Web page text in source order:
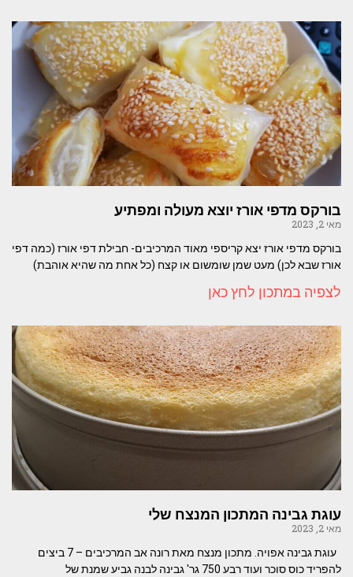
בורקס מדפי אורז יוצא מעולה ומפתיע
מאי 2, 2023
בורקס מדפי אורז יצא קריספי מאוד המרכיבים- חבילת דפי אורז (כמה דפי
אורז שבא לכן) מעט שמן שומשום או קצח (כל אחת מה שהיא אוהבת)
לצפיה במתכון לחץ כאן
עוגת גבינה המתכון המנצח שלי
מאי 2, 2023
עוגת גבינה אפויה. מתכון מנצח מאת רונה אב המרכיבים – 7 ביצים
להפריד כוס סוכר ועוד רבע 750 גר' גבינה לבנה גביע שמנת של